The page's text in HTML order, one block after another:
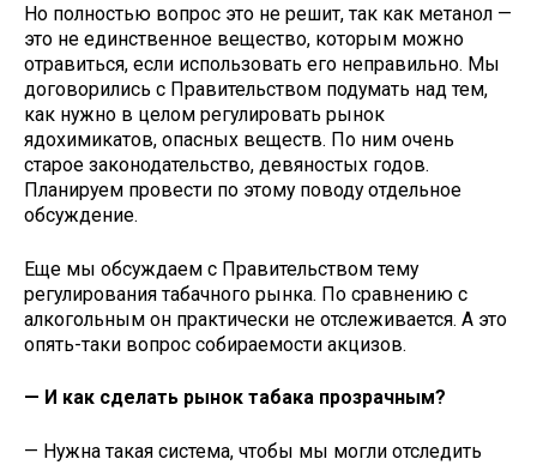
Но полностью вопрос это не решит, так как метанол —
это не единственное вещество, которым можно
отравиться, если использовать его неправильно. Мы
договорились с Правительством подумать над тем,
как нужно в целом регулировать рынок
ядохимикатов, опасных веществ. По ним очень
старое законодательство, девяностых годов.
Планируем провести по этому поводу отдельное
обсуждение.
Еще мы обсуждаем с Правительством тему
регулирования табачного рынка. По сравнению с
алкогольным он практически не отслеживается. А это
опять-таки вопрос собираемости акцизов.
— И как сделать рынок табака прозрачным?
— Нужна такая система, чтобы мы могли отследить